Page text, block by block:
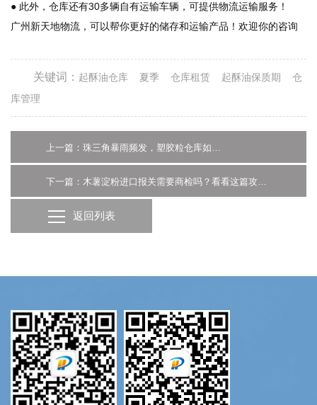
● 此外，仓库还有30多辆自有运输车辆，可提供物流运输服务！
广州新天地物流，可以帮你更好的储存和运输产品！欢迎你的咨询
关键词： 起酥油仓库 夏季 仓库租赁 起酥油保质期
仓
库管理
上一篇：珠三角暴雨频发，塑胶粒仓库如何做好防潮？-广州仓库托管
下一篇：木薯淀粉进口报关需要商检吗？看看这篇攻略吧-广州货代
返回列表